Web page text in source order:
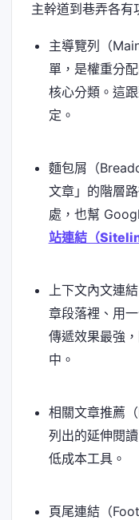
主幹道到巷弄各有
主導覽列（
單，是權重分
核心分類。這
定。
麵包屑（
文章」的階層
處，也幫
站連結（
上下文內文連
章段落裡、用
傳遞效果最強
中。
相關文章推薦
列出的延伸閱
低成本工具。
頁尾連結（